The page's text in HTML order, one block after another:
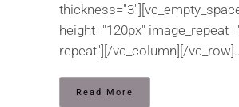
height="120px"
repeat"][/vc_column][/
Read More